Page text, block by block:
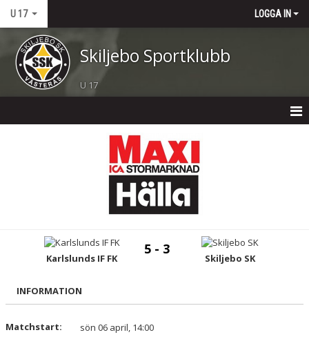
U 17 LOGGA IN
Skiljebo Sportklubb
U 17
BILDGALLERI
Karlslunds IF FK
5 - 3
Skiljebo SK
INFORMATION
Matchstart:
sön 06 april, 14:00